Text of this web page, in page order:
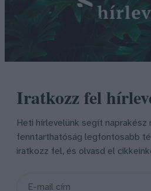
Iratkozz fel
Heti hírlevelünk segít naprakész
fenntarthatóság legfontosabb
iratkozz fel, és olvasd el